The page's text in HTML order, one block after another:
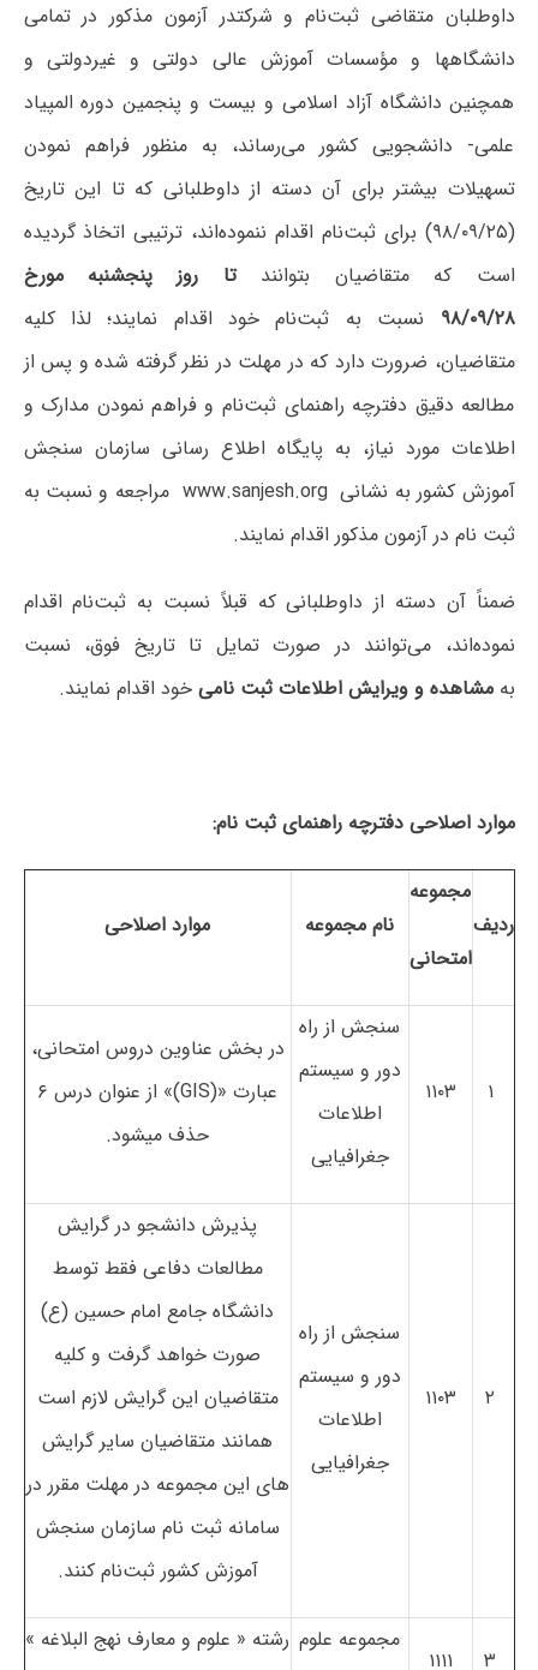
داوطلبان متقاضی ثبت‌نام و شرکتدر آزمون مذکور در تمامی
دانشگاهها و مؤسسات آموزش عالی دولتی و غیردولتی و
همچنین دانشگاه آزاد اسلامی و بیست و پنجمین دوره المپیاد
علمی- دانشجویی کشور می‌رساند، به منظور فراهم نمودن
تسهیلات بیشتر برای آن دسته از داوطلبانی که تا این تاریخ
(۹۸/۰۹/۲۵) برای ثبت‌نام اقدام ننموده‌اند، ترتیبی اتخاذ گردیده
است که متقاضیان بتوانند تا روز پنجشنبه مورخ
۹۸/۰۹/۲۸ نسبت به ثبت‌نام خود اقدام نمایند؛ لذا کلیه
متقاضیان، ضرورت دارد که در مهلت در نظر گرفته شده و پس از
مطالعه دقیق دفترچه راهنمای ثبت‌نام و فراهم نمودن مدارک و
اطلاعات مورد نیاز، به پایگاه اطلاع رسانی سازمان سنجش‌
آموزش کشور به نشانی www.sanjesh.org مراجعه و نسبت به
ثبت نام در آزمون مذکور اقدام نمایند.
ضمناً آن دسته از داوطلبانی که قبلاً نسبت به ثبت‌نام اقدام
نموده‌اند، می‌توانند در صورت تمایل تا تاریخ فوق، نسبت
بهمشاهده و ویرایش اطلاعات ثبت نامی خود اقدام نمایند.
موارد اصلاحی دفترچه راهنمای ثبت نام:
ردیف
مجموعه
امتحانی
نام مجموعه موارد اصلاحی
۱۱۰۳
سنجش از راه
دور و سیستم
اطلاعات
جغرافیایی
در بخش عناوین دروس امتحانی،
عبارت «(GIS
)» از عنوان درس ۶
حذف می­شود.
۱۱۰۳
سنجش از راه
دور و سیستم
اطلاعات
جغرافیایی
پذیرش دانشجو در گرایش
مطالعات دفاعی فقط توسط
دانشگاه جامع امام حسین (ع)
صورت خواهد گرفت و کلیه
متقاضیان این گرایش لازم است
همانند متقاضیان سایر گرایش
های این مجموعه در مهلت مقرر در
سامانه ثبت نام سازمان سنجش
آموزش کشور ثبتنام کنند.
۱۱۱۱
مجموعه علوم رشته « علوم و معارف نهج البلاغه »